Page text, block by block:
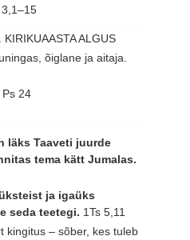
KIRIKUAASTA ALGUS
õiglane ja aitaja.
24
läks Taaveti juurde
tema kätt Jumalas.
ja igaüks
seda teetegi. 1Ts 5,11
kingitus – sõber, kes tuleb